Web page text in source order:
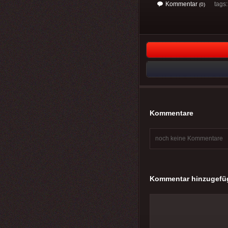
Kommentar (0)
Kommentare
noch keine Kommentare
Kommentar